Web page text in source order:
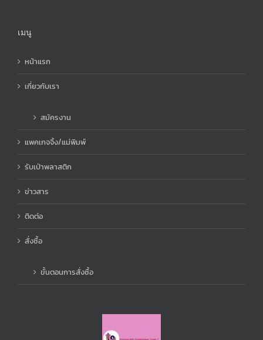
เมนู
หน้าแรก
เกี่ยวกับเรา
สมัครงาน
แพคเกจจิ้ง/แม่พิมพ์
รับเป่าพลาสติก
ข่าวสาร
ติดต่อ
สั่งซื้อ
ขั้นตอนการสั่งซื้อ